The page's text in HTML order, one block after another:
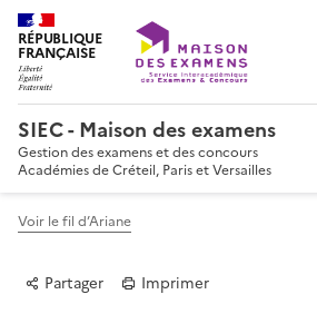
RÉPUBLIQUE
FRANÇAISE
SIEC - Maison des examens
Gestion des examens et des concours
Académies de Créteil, Paris et Versailles
Voir le fil d’Ariane
Partager Imprimer